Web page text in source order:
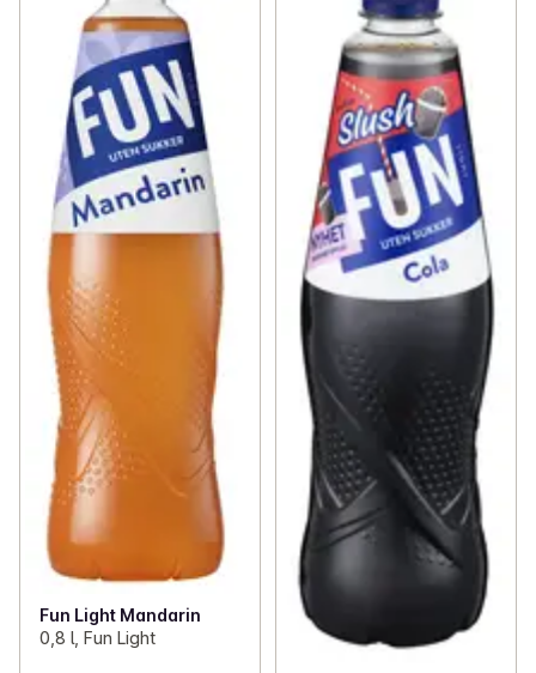
Fun Light Mandarin
0,8 l, Fun Light